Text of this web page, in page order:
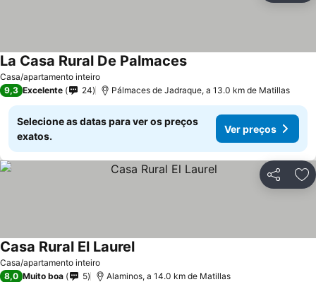
Casa/apartamento inteiro
La Casa Rural De Palmaces
9,3 Excelente 24 Pálmaces de Jadraque, a 13.0 km de Matillas
Selecione as datas para ver os preços
exatos.
Ver preços
Partilhar
Casa/apartamento inteiro
Casa Rural El Laurel
8,0 Muito boa 5 Alaminos, a 14.0 km de Matillas